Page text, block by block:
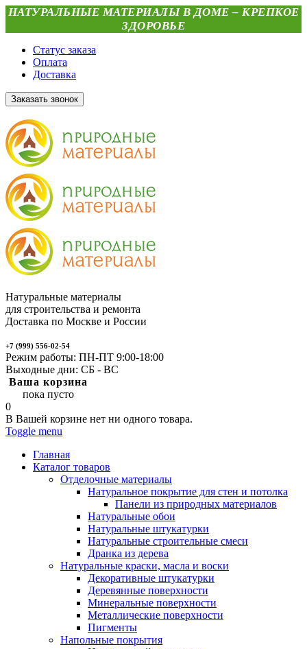
НАТУРАЛЬНЫЕ МАТЕРИАЛЫ В ДОМЕ – КРЕПКОЕ
ЗДОРОВЬЕ
Статус заказа
Оплата
Доставка
Заказать звонок
Натуральные материалы
для строительства и ремонта
Доставка по Москве и России
+7 (999) 556-02-54
Режим работы: ПН-ПТ 9:00-18:00
Выходные дни: СБ - ВС
Ваша корзина
пока пусто
0
В Вашей корзине нет ни одного товара.
Toggle menu
Главная
Каталог товаров
Отделочные материалы
Натуральное покрытие для стен и потолка
Панели из природных материалов
Натуральные обои
Натуральные штукатурки
Натуральные строительные смеси
Дранка из дерева
Натуральные краски, масла и воски
Декоративные штукатурки
Деревянные поверхности
Минеральные поверхности
Металлические поверхности
Пигменты
Напольные покрытия